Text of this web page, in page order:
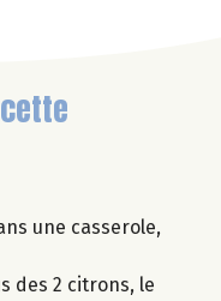
une casserole,
des 2 citrons, le